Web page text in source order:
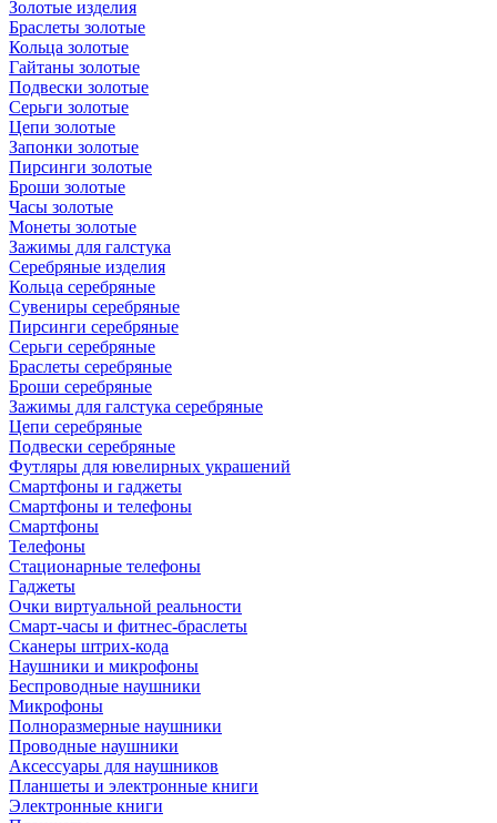
Золотые изделия
Браслеты золотые
Кольца золотые
Гайтаны золотые
Подвески золотые
Серьги золотые
Цепи золотые
Запонки золотые
Пирсинги золотые
Броши золотые
Часы золотые
Монеты золотые
Зажимы для галстука
Серебряные изделия
Кольца серебряные
Сувениры серебряные
Пирсинги серебряные
Серьги серебряные
Браслеты серебряные
Броши серебряные
Зажимы для галстука серебряные
Цепи серебряные
Подвески серебряные
Футляры для ювелирных украшений
Смартфоны и гаджеты
Смартфоны и телефоны
Смартфоны
Телефоны
Стационарные телефоны
Гаджеты
Очки виртуальной реальности
Смарт-часы и фитнес-браслеты
Сканеры штрих-кода
Наушники и микрофоны
Беспроводные наушники
Микрофоны
Полноразмерные наушники
Проводные наушники
Аксессуары для наушников
Планшеты и электронные книги
Электронные книги